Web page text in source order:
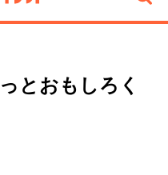
とおもしろく